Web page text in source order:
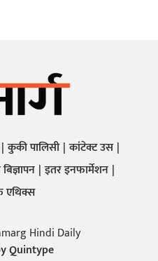
कुकी पालिसी कांटेक्ट उस
इतर इनफार्मेशन
Hindi Daily
Quintype